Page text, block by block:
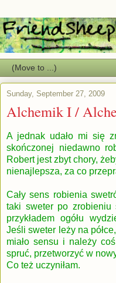
Sunday, September 27, 2009
Alchemik I /
A jednak udało mi się
skończonej niedawno
Robert jest zbyt chory,
nienajlepsza, za co
Cały sens robienia
taki sweter po zrobieniu
przykładem ogółu
Jeśli sweter leży na
miało sensu i należy
spruć, przetworzyć w
Co też uczyniłam.